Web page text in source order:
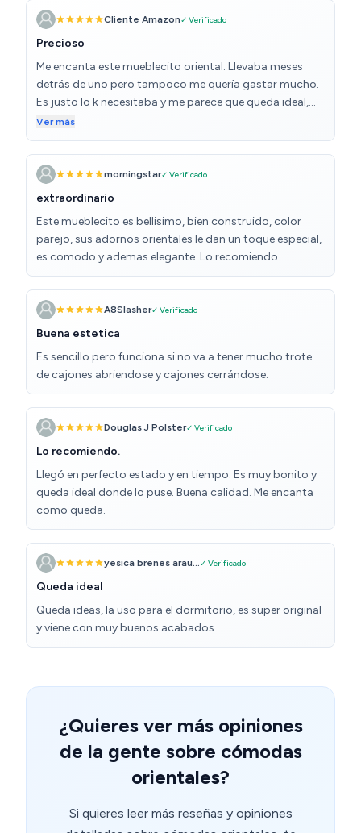
Cliente Amazon✓ Verificado
Precioso
Me encanta este mueblecito oriental. Llevaba meses
detrás de uno pero tampoco me quería gastar mucho.
Es justo lo k necesitaba y me parece que queda ideal,
incluso el color. Estoy encantada
Ver más
morningstar✓ Verificado
extraordinario
Este mueblecito es bellisimo, bien construido, color
parejo, sus adornos orientales le dan un toque especial,
es comodo y ademas elegante. Lo recomiendo
A8Slasher✓ Verificado
Buena estetica
Es sencillo pero funciona si no va a tener mucho trote
de cajones abriendose y cajones cerrándose.
Douglas J Polster✓ Verificado
Lo recomiendo.
Llegó en perfecto estado y en tiempo. Es muy bonito y
queda ideal donde lo puse. Buena calidad. Me encanta
como queda.
yesica brenes arau...✓ Verificado
Queda ideal
Queda ideas, la uso para el dormitorio, es super original
y viene con muy buenos acabados
¿Quieres ver más opiniones
de la gente sobre cómodas
orientales?
Si quieres leer más reseñas y opiniones